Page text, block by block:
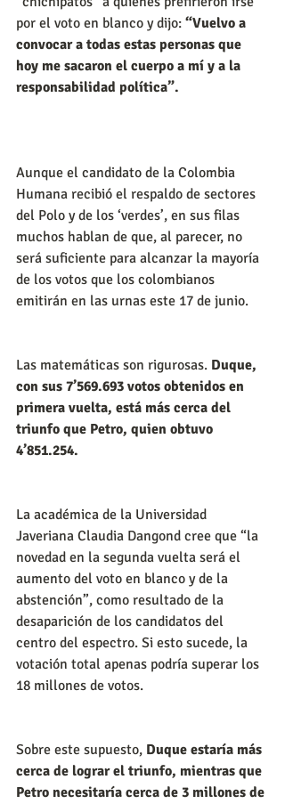
por el voto en blanco y dijo: “Vuelvo a
convocar a todas estas personas que
hoy me sacaron el cuerpo a mí y a la
responsabilidad política”.
Aunque el candidato de la Colombia
Humana recibió el respaldo de sectores
del Polo y de los ‘verdes’, en sus filas
muchos hablan de que, al parecer, no
será suficiente para alcanzar la mayoría
de los votos que los colombianos
emitirán en las urnas este 17 de junio.
Las matemáticas son rigurosas. Duque,
con sus 7’569.693 votos obtenidos en
primera vuelta, está más cerca del
triunfo que Petro, quien obtuvo
4’851.254.
La académica de la Universidad
Javeriana Claudia Dangond cree que “la
novedad en la segunda vuelta será el
aumento del voto en blanco y de la
abstención”, como resultado de la
desaparición de los candidatos del
centro del espectro. Si esto sucede, la
votación total apenas podría superar los
18 millones de votos.
Sobre este supuesto, Duque estaría más
cerca de lograr el triunfo, mientras que
Petro necesitaría cerca de 3 millones de